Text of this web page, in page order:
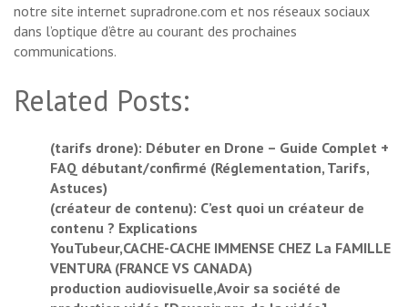
notre site internet supradrone.com et nos réseaux sociaux
dans l’optique d’être au courant des prochaines
communications.
Related Posts:
(tarifs drone): Débuter en Drone – Guide Complet +
FAQ débutant/confirmé (Réglementation, Tarifs,
Astuces)
(créateur de contenu): C’est quoi un créateur de
contenu ? Explications
YouTubeur,CACHE-CACHE IMMENSE CHEZ La FAMILLE
VENTURA (FRANCE VS CANADA)
production audiovisuelle,Avoir sa société de